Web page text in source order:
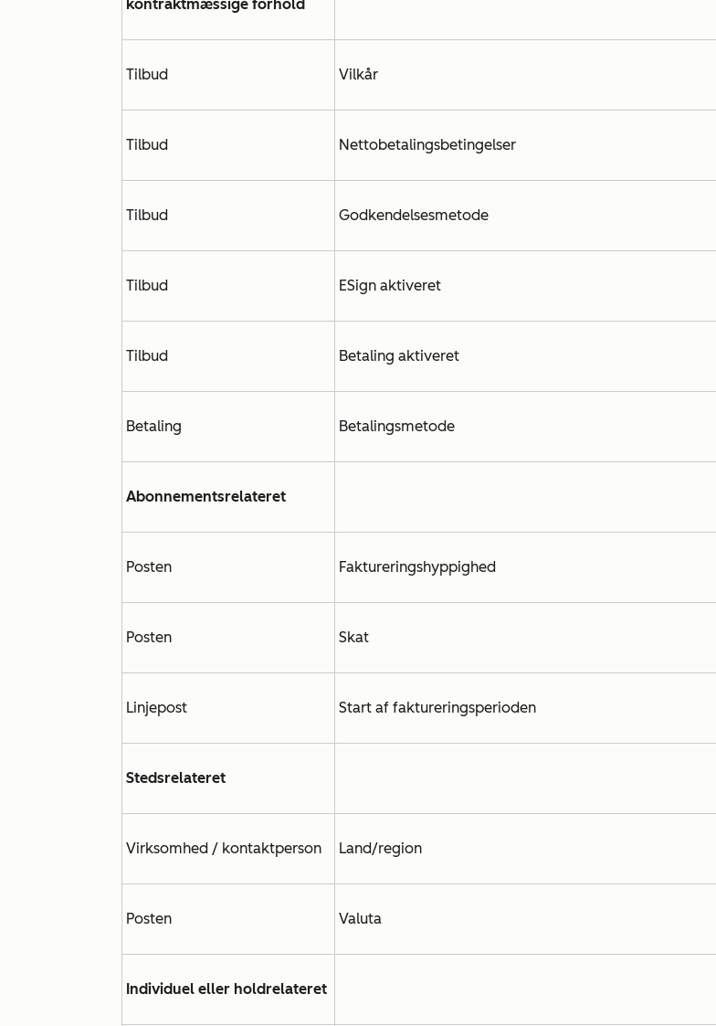
kontraktmæssige forhold
Tilbud Vilkår
Tilbud Nettobetalingsbetingelser
Tilbud Godkendelsesmetode
Tilbud ESign aktiveret
Tilbud Betaling aktiveret
Betaling Betalingsmetode
Abonnementsrelateret
Posten Faktureringshyppighed
Posten Skat
Linjepost Start af faktureringsperioden
Stedsrelateret
Virksomhed / kontaktperson Land/region
Posten Valuta
Individuel eller holdrelateret